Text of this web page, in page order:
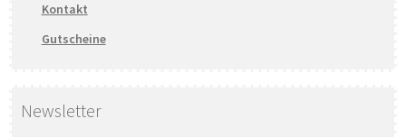
Kontakt
Gutscheine
Newsletter